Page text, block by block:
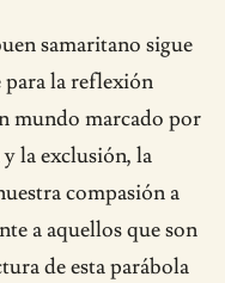
samaritano sigue
la reflexión
mundo marcado por
la exclusión, la
compasión a
a aquellos que son
de esta parábola